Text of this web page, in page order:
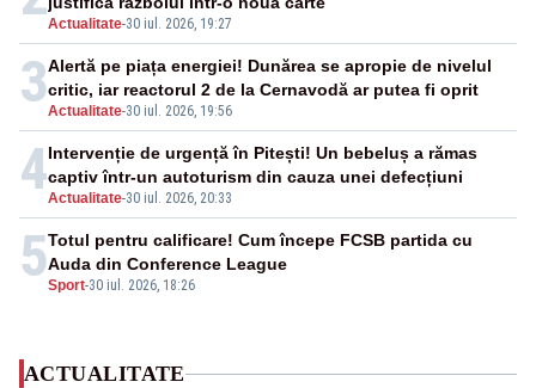
Actualitate-30 iul. 2026, 19:27
3Actualitate-30 iul. 2026, 19:56
Alertă pe piața energiei! Dunărea se apropie de nivelul
critic, iar reactorul 2 de la Cernavodă ar putea fi oprit
4Actualitate-30 iul. 2026, 20:33
Intervenție de urgență în Pitești! Un bebeluș a rămas
captiv într-un autoturism din cauza unei defecțiuni
5Sport-30 iul. 2026, 18:26
Totul pentru calificare! Cum începe FCSB partida cu
Auda din Conference League
ACTUALITATE